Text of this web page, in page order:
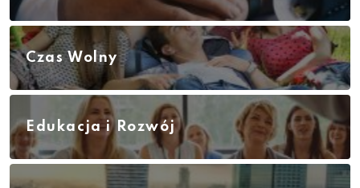
Czas Wolny
Edukacja i Rozwój